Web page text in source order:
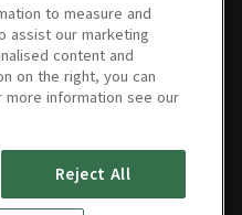
회 145회 146회
to measure and
assist our marketing
content and
on the right, you can
information see our
Reject All